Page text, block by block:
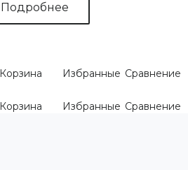
Подробнее
Корзина Избранные Сравнение
Корзина Избранные Сравнение